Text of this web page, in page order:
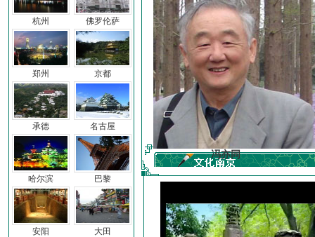
杭州
郑州
承德
哈尔滨
安阳
佛罗伦萨
京都
名古屋
巴黎
大田
前子 冯亦同